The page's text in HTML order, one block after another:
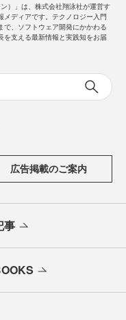
）」は、株式会社翔泳社が運営す
メディアです。テクノロジー入門
で、ソフトウェア開発にかかわる
を支える最新情報と実践知をお届
広告掲載のご案内
事